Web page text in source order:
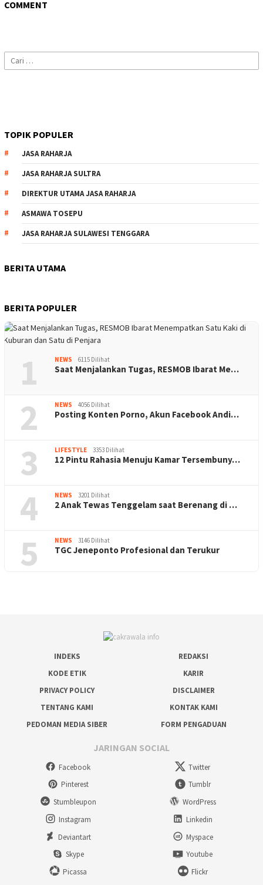
COMMENT
Cari
untuk:
TOPIK POPULER
JASA RAHARJA
JASA RAHARJA SULTRA
DIREKTUR UTAMA JASA RAHARJA
ASMAWA TOSEPU
JASA RAHARJA SULAWESI TENGGARA
BERITA UTAMA
BERITA POPULER
1 NEWS 6115 Dilihat
Saat Menjalankan Tugas, RESMOB Ibarat Me…
2 NEWS 4056 Dilihat
Posting Konten Porno, Akun Facebook Andi…
3 LIFESTYLE 3353 Dilihat
12 Pintu Rahasia Menuju Kamar Tersembuny…
4 NEWS 3201 Dilihat
2 Anak Tewas Tenggelam saat Berenang di …
5 NEWS 3146 Dilihat
TGC Jeneponto Profesional dan Terukur
INDEKS
REDAKSI
KODE ETIK
KARIR
PRIVACY POLICY
DISCLAIMER
TENTANG KAMI
KONTAK KAMI
PEDOMAN MEDIA SIBER
FORM PENGADUAN
JARINGAN SOCIAL
Facebook
Twitter
Pinterest
Tumblr
Stumbleupon
WordPress
Instagram
Linkedin
Deviantart
Myspace
Skype
Youtube
Picassa
Flickr